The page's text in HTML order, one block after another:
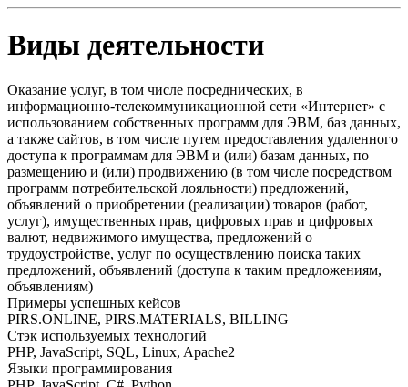
Виды деятельности
Оказание услуг, в том числе посреднических, в
информационно-телекоммуникационной сети «Интернет» с
использованием собственных программ для ЭВМ, баз данных,
а также сайтов, в том числе путем предоставления удаленного
доступа к программам для ЭВМ и (или) базам данных, по
размещению и (или) продвижению (в том числе посредством
программ потребительской лояльности) предложений,
объявлений о приобретении (реализации) товаров (работ,
услуг), имущественных прав, цифровых прав и цифровых
валют, недвижимого имущества, предложений о
трудоустройстве, услуг по осуществлению поиска таких
предложений, объявлений (доступа к таким предложениям,
объявлениям)
Примеры успешных кейсов
PIRS.ONLINE, PIRS.MATERIALS, BILLING
Стэк используемых технологий
PHP, JavaScript, SQL, Linux, Apache2
Языки программирования